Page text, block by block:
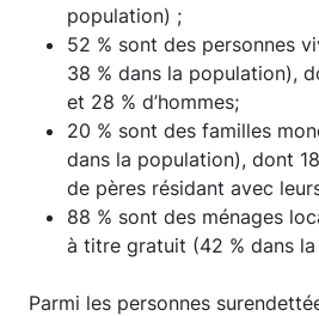
population) ;
52 % sont des personnes
38 % dans la population),
et 28 % d’hommes;
20 % sont des familles
dans la population), dont
de pères résidant avec
88 % sont des ménages
à titre gratuit (42 % dans
Parmi les personnes